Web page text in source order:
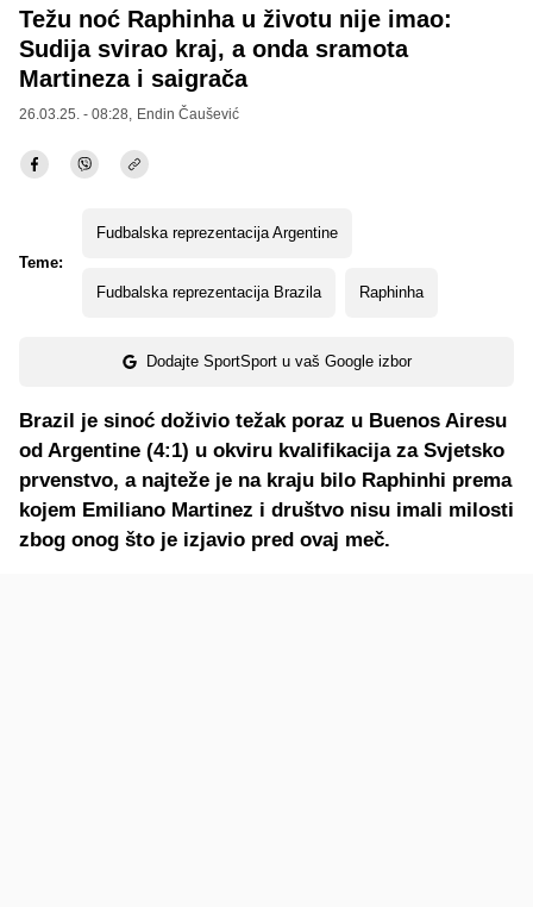
Težu noć Raphinha u životu nije imao:
Sudija svirao kraj, a onda sramota
Martineza i saigrača
26.03.25. - 08:28, Endin Čaušević
Teme:
Fudbalska reprezentacija Argentine
Fudbalska reprezentacija Brazila Raphinha
Dodajte SportSport u vaš Google izbor
Brazil je sinoć doživio težak poraz u Buenos Airesu
od Argentine (4:1) u okviru kvalifikacija za Svjetsko
prvenstvo, a najteže je na kraju bilo Raphinhi prema
kojem Emiliano Martinez i društvo nisu imali milosti
zbog onog što je izjavio pred ovaj meč.